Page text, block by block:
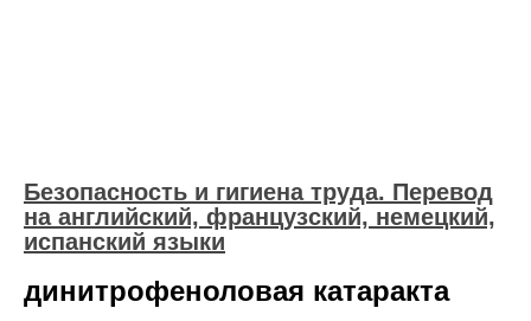
Безопасность и гигиена труда. Перевод
на английский, французский, немецкий,
испанский языки
динитрофеноловая катаракта